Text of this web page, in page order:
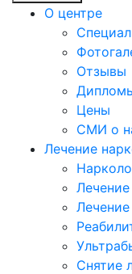
О центре
Отзывы
Цены
СМИ о
Лечение
Снятие